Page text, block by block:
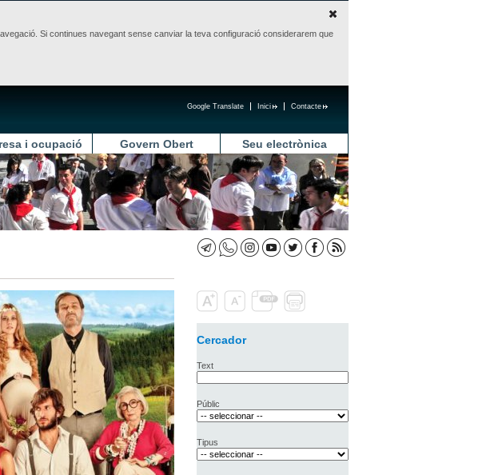
Si continues navegant sense canviar la teva configuració considerarem que
Contacte
Inici
Google Translate
i ocupació Govern Obert Seu electrònica
Cercador
Text
Públic
Tipus